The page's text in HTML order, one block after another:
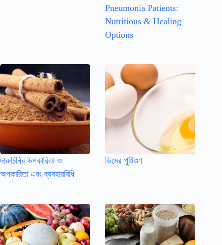
Pneumonia Patients:
Nutritious & Healing
Options
দারুচিনির উপকারিতা ও
অপকারিতা এবং ব্যবহারবিধি
ডিমের পুষ্টিগুণ